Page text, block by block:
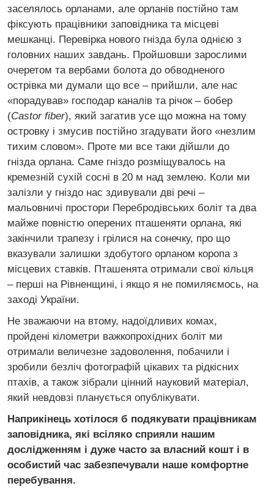
заселялось орланами, але орланів постійно там
фіксують працівники заповідника та місцеві
мешканці. Перевірка нового гнізда була однією з
головних наших завдань. Пройшовши зарослими
очеретом та вербами болота до обводненого
острівка ми думали що все – прийшли, але нас
«порадував» господар каналів та річок – бобер
(Castor fiber), який загатив усе що можна на тому
островку і змусив постійно згадувати його «незлим
тихим словом». Проте ми все таки дійшли до
гнізда орлана. Саме гніздо розміщувалось на
кремезній сухій сосні в 20 м над землею. Коли ми
залізли у гніздо нас здивували дві речі –
мальовничі простори Перебродівських боліт та два
майже повністю оперених пташеняти орлана, які
закінчили трапезу і грілися на сонечку, про що
вказували залишки здобутого орланом коропа з
місцевих ставків. Пташенята отримали свої кільця
– перші на Рівненщині, і якщо я не помиляємось, на
заході України.
Не зважаючи на втому, надоїдливих комах,
пройдені кілометри важкопрохідних боліт ми
отримали величезне задоволення, побачили і
зробили безліч фотографій цікавих та рідкісних
птахів, а також зібрали цінний науковий матеріал,
який невдовзі планується опублікувати.
Наприкінець хотілося б подякувати працівникам
заповідника, які всіляко сприяли нашим
дослідженням і дуже часто за власний кошт і в
особистий час забезпечували наше комфортне
перебування.